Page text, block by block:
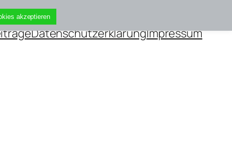
DatenschutzerklärungImpressum
akzeptieren